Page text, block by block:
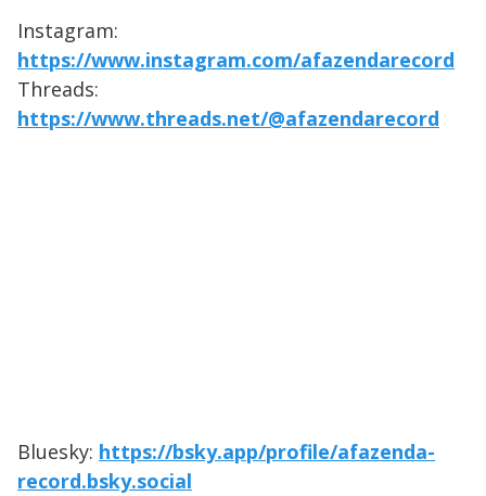
Instagram:
https://www.instagram.com/afazendarecord
Threads:
https://www.threads.net/@afazendarecord
Bluesky: https://bsky.app/profile/afazenda-
record.bsky.social